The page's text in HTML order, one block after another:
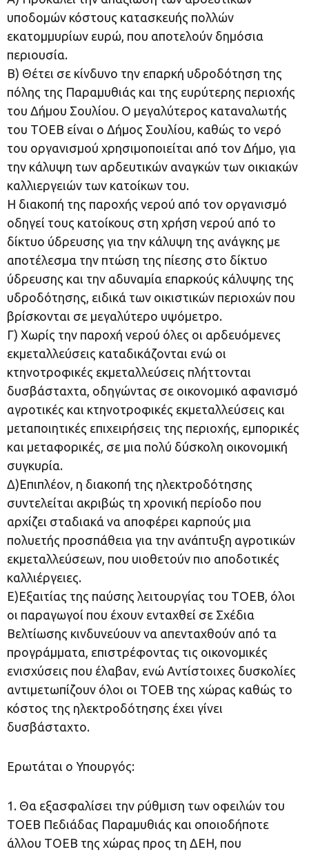
υποδομών κόστους κατασκευής πολλών
εκατομμυρίων ευρώ, που αποτελούν δημόσια
περιουσία.
Β) Θέτει σε κίνδυνο την επαρκή υδροδότηση της
πόλης της Παραμυθιάς και της ευρύτερης περιοχής
του Δήμου Σουλίου. Ο μεγαλύτερος καταναλωτής
του ΤΟΕΒ είναι ο Δήμος Σουλίου, καθώς το νερό
του οργανισμού χρησιμοποιείται από τον Δήμο, για
την κάλυψη των αρδευτικών αναγκών των οικιακών
καλλιεργειών των κατοίκων του.
Η διακοπή της παροχής νερού από τον οργανισμό
οδηγεί τους κατοίκους στη χρήση νερού από το
δίκτυο ύδρευσης για την κάλυψη της ανάγκης με
αποτέλεσμα την πτώση της πίεσης στο δίκτυο
ύδρευσης και την αδυναμία επαρκούς κάλυψης της
υδροδότησης, ειδικά των οικιστικών περιοχών που
βρίσκονται σε μεγαλύτερο υψόμετρο.
Γ) Χωρίς την παροχή νερού όλες οι αρδευόμενες
εκμεταλλεύσεις καταδικάζονται ενώ οι
κτηνοτροφικές εκμεταλλεύσεις πλήττονται
δυσβάσταχτα, οδηγώντας σε οικονομικό αφανισμό
αγροτικές και κτηνοτροφικές εκμεταλλεύσεις και
μεταποιητικές επιχειρήσεις της περιοχής, εμπορικές
και μεταφορικές, σε μια πολύ δύσκολη οικονομική
συγκυρία.
Δ)Επιπλέον, η διακοπή της ηλεκτροδότησης
συντελείται ακριβώς τη χρονική περίοδο που
αρχίζει σταδιακά να αποφέρει καρπούς μια
πολυετής προσπάθεια για την ανάπτυξη αγροτικών
εκμεταλλεύσεων, που υιοθετούν πιο αποδοτικές
καλλιέργειες.
Ε)Εξαιτίας της παύσης λειτουργίας του ΤΟΕΒ, όλοι
οι παραγωγοί που έχουν ενταχθεί σε Σχέδια
Βελτίωσης κινδυνεύουν να απενταχθούν από τα
προγράμματα, επιστρέφοντας τις οικονομικές
ενισχύσεις που έλαβαν, ενώ Αντίστοιχες δυσκολίες
αντιμετωπίζουν όλοι οι ΤΟΕΒ της χώρας καθώς το
κόστος της ηλεκτροδότησης έχει γίνει
δυσβάσταχτο.
Ερωτάται ο Υπουργός:
1. Θα εξασφαλίσει την ρύθμιση των οφειλών του
ΤΟΕΒ Πεδιάδας Παραμυθιάς και οποιοδήποτε
άλλου ΤΟΕΒ της χώρας προς τη ΔΕΗ, που